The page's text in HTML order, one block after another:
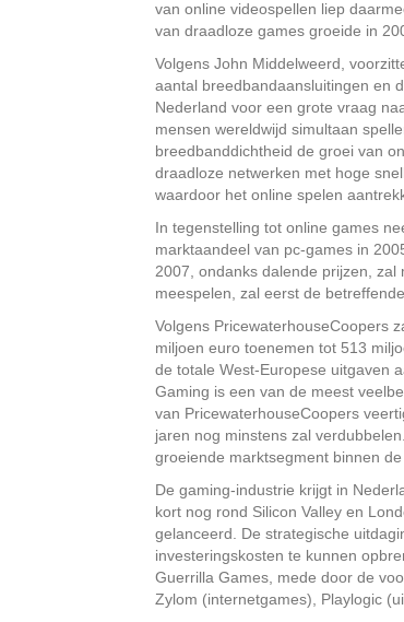
van online videospellen liep
van draadloze games groeide in
Volgens John Middelweerd,
aantal breedbandaansluitingen en
Nederland voor een grote vraag
mensen wereldwijd simultaan
breedbanddichtheid de groei van
draadloze netwerken met hoge
waardoor het online spelen
In tegenstelling tot online games
marktaandeel van pc-games in
2007, ondanks dalende prijzen, zal
meespelen, zal eerst de
Volgens PricewaterhouseCoopers
miljoen euro toenemen tot 513
de totale West-Europese uitgaven
Gaming is een van de meest
van PricewaterhouseCoopers
jaren nog minstens zal
groeiende marktsegment binnen
De gaming-industrie krijgt in
kort nog rond Silicon Valley en
gelanceerd. De strategische
investeringskosten te kunnen
Guerrilla Games, mede door de
Zylom (internetgames), Playlogic